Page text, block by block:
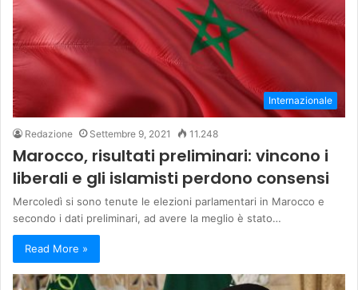
Internazionale
Redazione Settembre 9, 2021 11.248
Marocco, risultati preliminari: vincono i
liberali e gli islamisti perdono consensi
Mercoledì si sono tenute le elezioni parlamentari in Marocco e
secondo i dati preliminari, ad avere la meglio è stato…
Read More »